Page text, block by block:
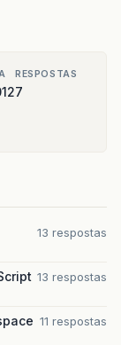
RESPOSTAS
7
13 respostas
13 respostas
11 respostas